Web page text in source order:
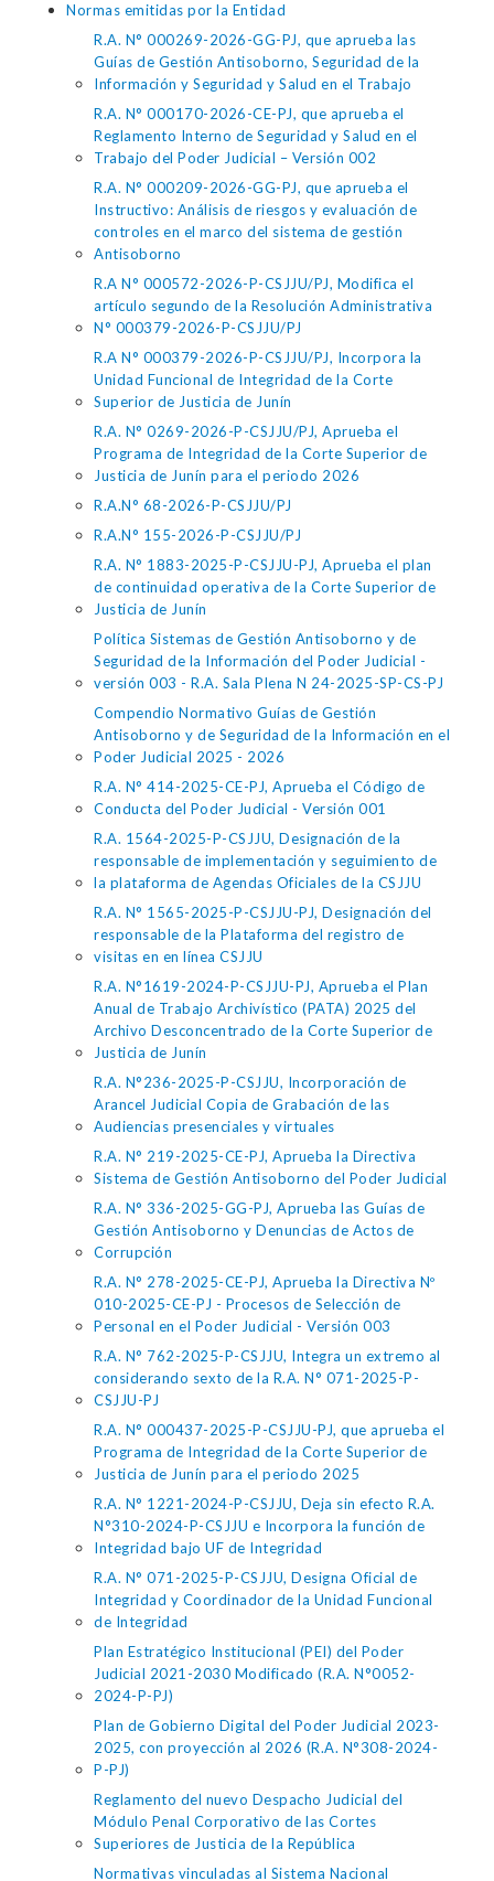
Normas emitidas por la Entidad
R.A. N° 000269-2026-GG-PJ, que aprueba las
Guías de Gestión Antisoborno, Seguridad de la
Información y Seguridad y Salud en el Trabajo
R.A. N° 000170-2026-CE-PJ, que aprueba el
Reglamento Interno de Seguridad y Salud en el
Trabajo del Poder Judicial – Versión 002
R.A. N° 000209-2026-GG-PJ, que aprueba el
Instructivo: Análisis de riesgos y evaluación de
controles en el marco del sistema de gestión
Antisoborno
R.A N° 000572-2026-P-CSJJU/PJ, Modifica el
artículo segundo de la Resolución Administrativa
N° 000379-2026-P-CSJJU/PJ
R.A N° 000379-2026-P-CSJJU/PJ, Incorpora la
Unidad Funcional de Integridad de la Corte
Superior de Justicia de Junín
R.A. N° 0269-2026-P-CSJJU/PJ, Aprueba el
Programa de Integridad de la Corte Superior de
Justicia de Junín para el periodo 2026
R.A.N° 68-2026-P-CSJJU/PJ
R.A.N° 155-2026-P-CSJJU/PJ
R.A. N° 1883-2025-P-CSJJU-PJ, Aprueba el plan
de continuidad operativa de la Corte Superior de
Justicia de Junín
Política Sistemas de Gestión Antisoborno y de
Seguridad de la Información del Poder Judicial -
versión 003 - R.A. Sala Plena N 24-2025-SP-CS-PJ
Compendio Normativo Guías de Gestión
Antisoborno y de Seguridad de la Información en el
Poder Judicial 2025 - 2026
R.A. N° 414-2025-CE-PJ, Aprueba el Código de
Conducta del Poder Judicial - Versión 001
R.A. 1564-2025-P-CSJJU, Designación de la
responsable de implementación y seguimiento de
la plataforma de Agendas Oficiales de la CSJJU
R.A. N° 1565-2025-P-CSJJU-PJ, Designación del
responsable de la Plataforma del registro de
visitas en en línea CSJJU
R.A. N°1619-2024-P-CSJJU-PJ, Aprueba el Plan
Anual de Trabajo Archivístico (PATA) 2025 del
Archivo Desconcentrado de la Corte Superior de
Justicia de Junín
R.A. N°236-2025-P-CSJJU, Incorporación de
Arancel Judicial Copia de Grabación de las
Audiencias presenciales y virtuales
R.A. N° 219-2025-CE-PJ, Aprueba la Directiva
Sistema de Gestión Antisoborno del Poder Judicial
R.A. N° 336-2025-GG-PJ, Aprueba las Guías de
Gestión Antisoborno y Denuncias de Actos de
Corrupción
R.A. N° 278-2025-CE-PJ, Aprueba la Directiva Nº
010-2025-CE-PJ - Procesos de Selección de
Personal en el Poder Judicial - Versión 003
R.A. N° 762-2025-P-CSJJU, Integra un extremo al
considerando sexto de la R.A. N° 071-2025-P-
CSJJU-PJ
R.A. N° 000437-2025-P-CSJJU-PJ, que aprueba el
Programa de Integridad de la Corte Superior de
Justicia de Junín para el periodo 2025
R.A. N° 1221-2024-P-CSJJU, Deja sin efecto R.A.
N°310-2024-P-CSJJU e Incorpora la función de
Integridad bajo UF de Integridad
R.A. N° 071-2025-P-CSJJU, Designa Oficial de
Integridad y Coordinador de la Unidad Funcional
de Integridad
Plan Estratégico Institucional (PEI) del Poder
Judicial 2021-2030 Modificado (R.A. N°0052-
2024-P-PJ)
Plan de Gobierno Digital del Poder Judicial 2023-
2025, con proyección al 2026 (R.A. N°308-2024-
P-PJ)
Reglamento del nuevo Despacho Judicial del
Módulo Penal Corporativo de las Cortes
Superiores de Justicia de la República
Normativas vinculadas al Sistema Nacional